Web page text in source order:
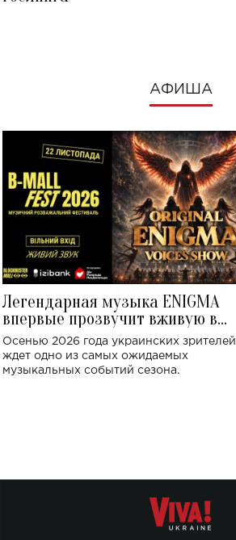
АФИША
Легендарная музыка ENIGMA
впервые прозвучит вживую в
Украине: где состоится концерт
Осенью 2026 года украинских зрителей
ждет одно из самых ожидаемых
музыкальных событий сезона.